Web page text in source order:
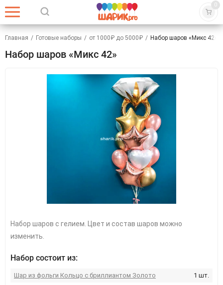
0
Главная / Готовые наборы / от 1000₽ до 5000₽ / Набор шаров «Микс 42»
Набор шаров «Микс 42»
Набор шаров с гелием. Цвет и состав шаров можно
изменить.
Набор состоит из:
Шар из фольги Кольцо с бриллиантом Золото
1 шт.